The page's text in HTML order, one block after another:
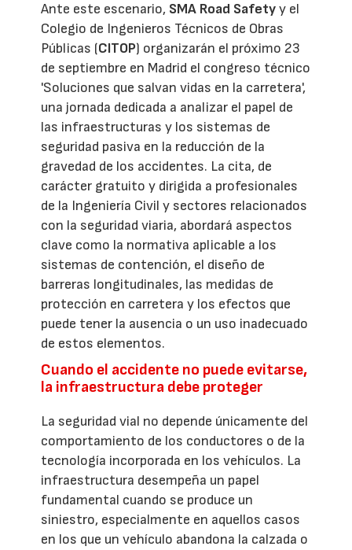
Ante este escenario, SMA Road Safetyy el
Colegio de Ingenieros Técnicos de Obras
Públicas (CITOP) organizarán el próximo 23
de septiembre en Madrid el congreso técnico
'Soluciones que salvan vidas en la carretera',
una jornada dedicada a analizar el papel de
las infraestructuras y los sistemas de
seguridad pasiva en la reducción de la
gravedad de los accidentes. La cita, de
carácter gratuito y dirigida a profesionales
de la Ingeniería Civil y sectores relacionados
con la seguridad viaria, abordará aspectos
clave como la normativa aplicable a los
sistemas de contención, el diseño de
barreras longitudinales, las medidas de
protección en carretera y los efectos que
puede tener la ausencia o un uso inadecuado
de estos elementos.
Cuando el accidente no puede evitarse,
la infraestructura debe proteger
La seguridad vial no depende únicamente del
comportamiento de los conductores o de la
tecnología incorporada en los vehículos. La
infraestructura desempeña un papel
fundamental cuando se produce un
siniestro, especialmente en aquellos casos
en los que un vehículo abandona la calzada o